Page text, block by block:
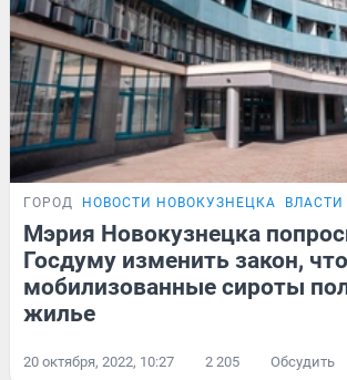
ГОРОД НОВОСТИ НОВОКУЗНЕЦКА
Мэрия Новокузнецка
Госдуму изменить закон,
мобилизованные сироты
жилье
20 октября, 2022, 10:27 2 205 Обсудить